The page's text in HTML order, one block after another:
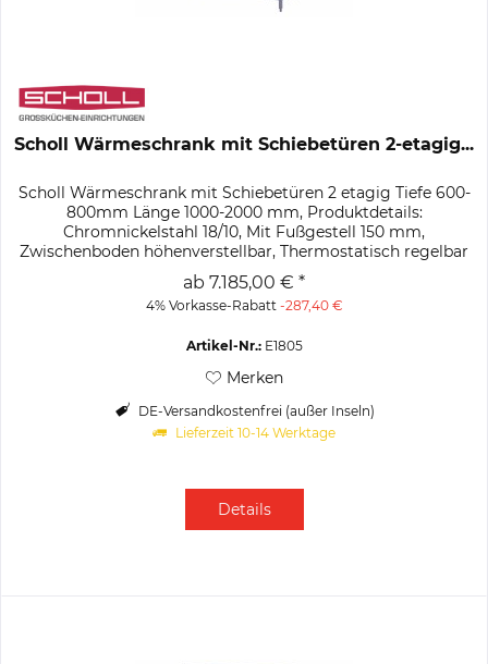
Scholl Wärmeschrank mit Schiebetüren 2-etagig...
Scholl Wärmeschrank mit Schiebetüren 2 etagig Tiefe 600-
800mm Länge 1000-2000 mm, Produktdetails:
Chromnickelstahl 18/10, Mit Fußgestell 150 mm,
Zwischenboden höhenverstellbar, Thermostatisch regelbar
von 30–85 °C, E.-Anschluss: 4,5 bis...
ab 7.185,00 € *
4% Vorkasse-Rabatt -287,40 €
Artikel-Nr.:E1805
Merken
DE-Versandkostenfrei (außer Inseln)
Lieferzeit 10-14 Werktage
Details